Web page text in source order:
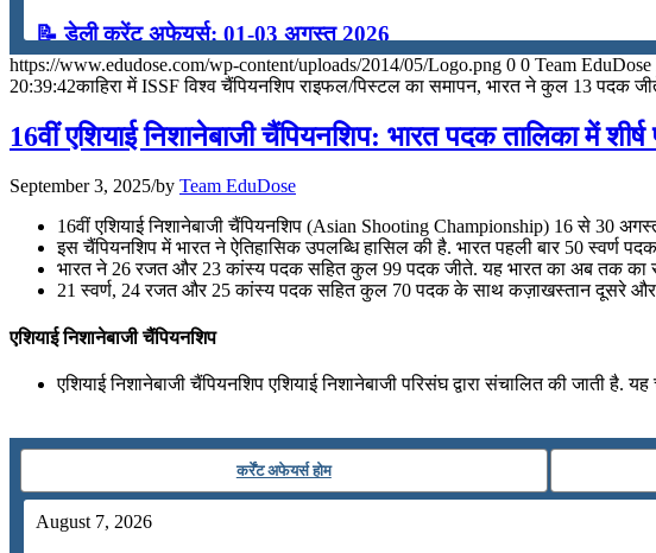
📝 डेली करेंट अफेयर्स: 01-03 अगस्त 2026
July 31, 2026
📝 डेली करेंट अफेयर्स: 28-31 जुलाई 2026
📝 डेली करेंट अफेयर्स: 25-27 जुलाई 2026
July 25, 2026
📝 डेली करेंट अफेयर्स: 22-24 जुलाई 2026
📝 डेली करेंट अफेयर्स: 19-21 जुलाई 2026
July 19, 2026
📝 डेली करेंट अफेयर्स: 16-18 जुलाई 2026
https://www.edudose.com/wp-content/uploads/2014/05/Logo.png 0 0 Team EduDose
20:39:42काहिरा में ISSF विश्व चैंपियनशिप राइफल/पिस्टल का समापन, भारत ने कुल 13 पदक
16वीं एशियाई निशानेबाजी चैंपियनशिप: भारत ​​पदक तालिका में शीर्ष
September 3, 2025/by Team EduDose
16वीं एशियाई निशानेबाजी चैंपियनशिप (Asian Shooting Championship) 16 से 30
इस चैंपियनशिप में भारत ने ऐतिहासिक उपलब्धि हासिल की है. भारत ​​पहली बार 50 स्वर्ण
भारत ने 26 रजत और 23 कांस्य पदक सहित कुल 99 पदक जीते. यह भारत का अब तक का
21 स्वर्ण, 24 रजत और 25 कांस्य पदक सहित कुल 70 पदक के साथ कज़ाखस्तान दूसरे
एशियाई निशानेबाजी चैंपियनशिप
एशियाई निशानेबाजी चैंपियनशिप एशियाई निशानेबाजी परिसंघ द्वारा संचालित की
कर्रेंट अफेयर्स होम
August 7, 2026